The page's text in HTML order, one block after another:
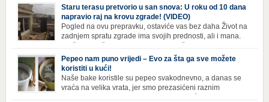
svijetu neće postati još gora te da su prijetnje nuklearnim oružjem
isprazne, ima i onih koji se spremaju za najgori scenariji. Naime,
Survival Condo […]
Staru terasu pretvorio u san snova: U roku od 10 dana
napravio raj na krovu zgrade! (VIDEO)
Pogled na ovu prepravku, ostaviće vas bez daha Život na
zadnjem spratu zgrade ima svojih prednosti, ali i mana.
brže troše, a terasa poprimi ruiniran izgled. Ovaj muškarac je promijenio
sve, kada je renovirao terasu i sebi stvorio zaista rajski kutak. Uživajte i
vi u […]
Pepeo nam puno vrijedi – Evo za šta ga sve možete
koristiti u kući!
Naše bake koristile su pepeo svakodnevno, a danas se
vraća na velika vrata, jer smo prezasićeni raznim